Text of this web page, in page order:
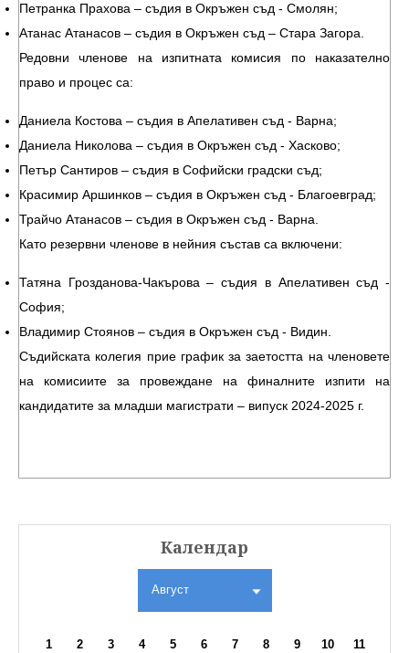
Петранка Прахова – съдия в Окръжен съд - Смолян;
Атанас Атанасов – съдия в Окръжен съд – Стара Загора.
Редовни членове на изпитната комисия по наказателно
право и процес са:
Даниела Костова – съдия в Апелативен съд - Варна;
Даниела Николова – съдия в Окръжен съд - Хасково;
Петър Сантиров – съдия в Софийски градски съд;
Красимир Аршинков – съдия в Окръжен съд - Благоевград;
Трайчо Атанасов – съдия в Окръжен съд - Варна.
Като резервни членове в нейния състав са включени:
Татяна Грозданова-Чакърова – съдия в Апелативен съд -
София;
Владимир Стоянов – съдия в Окръжен съд - Видин.
Съдийската колегия прие график за заетостта на членовете
на комисиите за провеждане на финалните изпити на
кандидатите за младши магистрати – випуск 2024-2025 г.
Календар
Август
1 2 3 4 5 6 7 8 9 10
11